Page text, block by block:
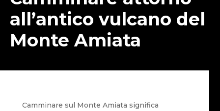
all’antico vulcano del
Monte Amiata
Camminare sul Monte Amiata significa